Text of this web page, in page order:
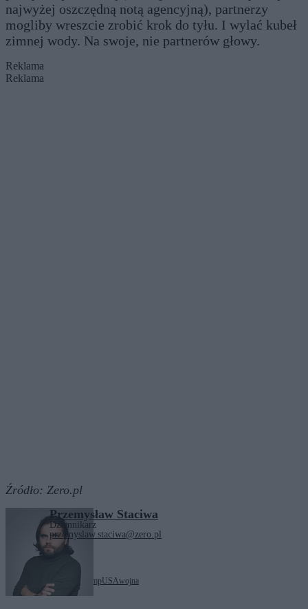
najwyżej oszczędną notą agencyjną), partnerzy
mogliby wreszcie zrobić krok do tyłu. I wylać kubeł
zimnej wody. Na swoje, nie partnerów głowy.
Reklama
Reklama
Źródło: Zero.pl
Przemysław Staciwa
Dziennikarz
przemyslaw.staciwa@zero.pl
Tagi: Donald TrumpUSAwojna